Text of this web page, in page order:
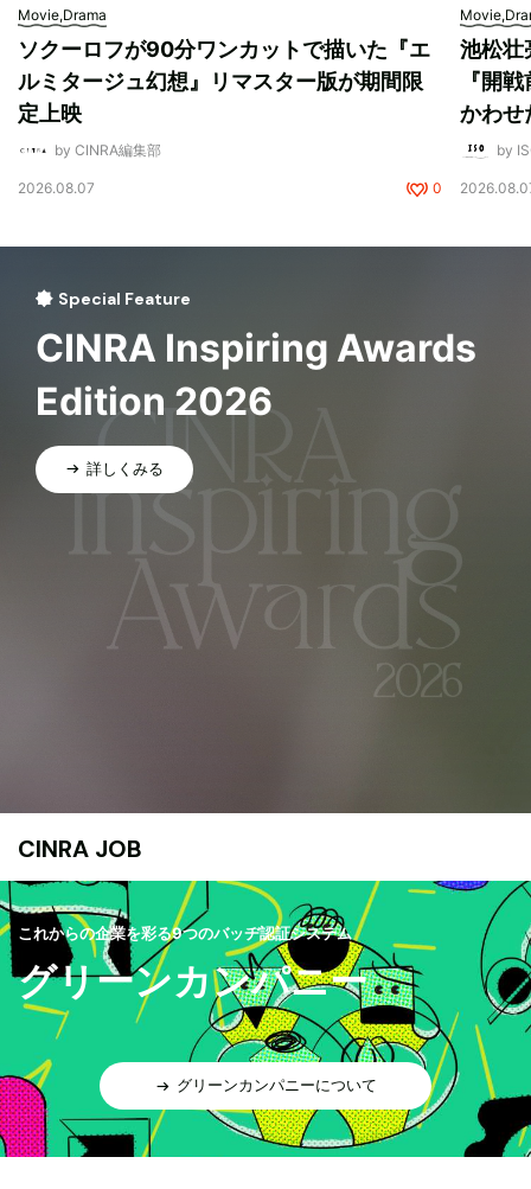
Movie,Drama
ソクーロフが90分ワンカットで描いた『エ
ルミタージュ幻想』リマスター版が期間限
定上映
by CINRA編集部
2026.08.07 0
池松壮
『開
かわせ
by
Special Feature
CINRA Inspiring Awards
Edition 2026
詳しくみる
CINRA JOB
これからの企業を彩る9つのバッヂ認証システム
グリーンカンパニー
グリーンカンパニーについて